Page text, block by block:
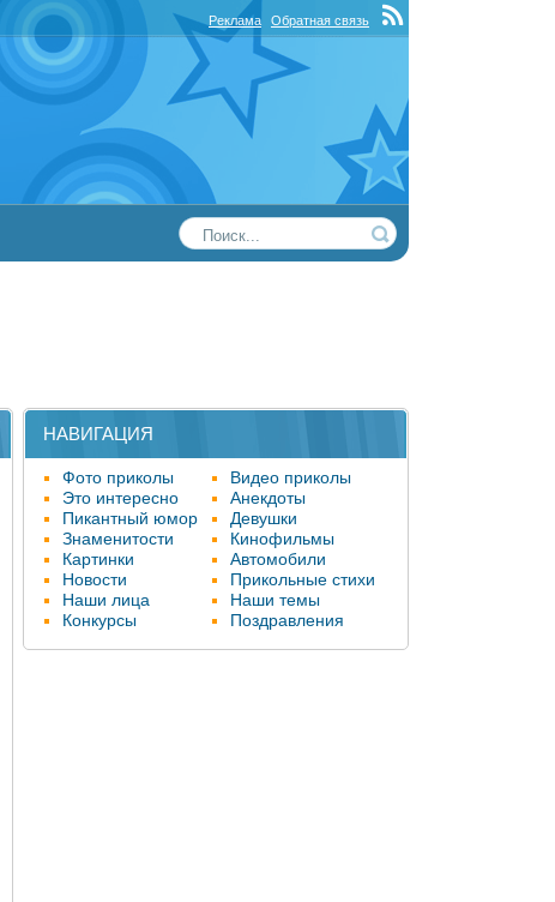
НАВИГАЦИЯ
Фото приколы
Видео приколы
Это интересно
Анекдоты
Пикантный юмор
Девушки
Знаменитости
Кинофильмы
Картинки
Автомобили
Новости
Прикольные стихи
Наши лица
Наши темы
Конкурсы
Поздравления
Реклама Обратная связь